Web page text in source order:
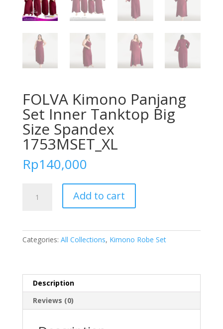
FOLVA Kimono Panjang
Set Inner Tanktop Big
Size Spandex
1753MSET_XL
Rp140,000
Kimono
Tanktop
Spandex
1753MSET_XL
quantity
Add to cart
Categories: All Collections, Kimono Robe Set
Description
Reviews (0)